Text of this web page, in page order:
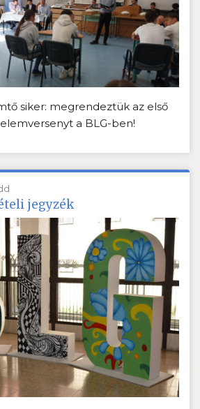
siker: megrendeztük az első
a BLG-ben!
jegyzék